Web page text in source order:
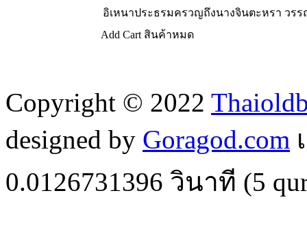
อิเหนาประธรมครวญถึงนางจินตะหรา วร
Add Cart สินค้าหมด
Copyright © 2022
designed by Goragod.com
0.0126731396 วินาที (5